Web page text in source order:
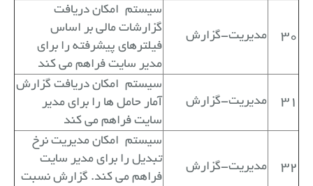
30 مدیریت-گزارش
سیستم امکان دریافت
گزارشات مالی بر اساس
فیلترهای پیشرفته را برای
مدیر سایت فراهم می کند
31 مدیریت-گزارش
سیستم امکان دریافت گزارش
آمار حامل ها را برای مدیر
سایت فراهم می کند
32 مدیریت-گزارش
سیستم امکان مدیریت نرخ
تبدیل را برای مدیر سایت
فراهم می کند. گزارش نسبت